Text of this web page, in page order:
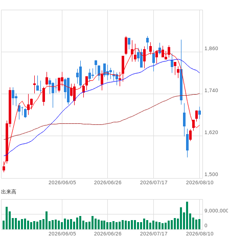
2026/08/10
2026/07/17
2026/06/26
2026/06/05
1,500
1,620
1,740
1,860
出来高
2026/08/10
2026/07/17
2026/06/26
2026/06/05
0
9,000,000